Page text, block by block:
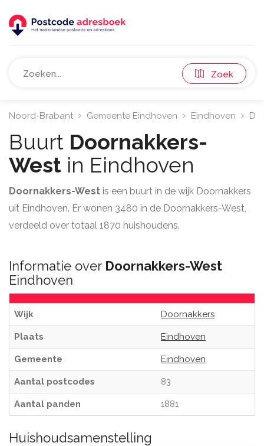
Zoek
Noord-Brabant Gemeente Eindhoven Eindhoven
Buurt Doornakkers-
West in Eindhoven
Doornakkers-West is een buurt in de wijk Doornakkers
uit Eindhoven. Er wonen 3480 in de Doornakkers-West,
verdeeld over totaal 1870 huishoudens.
Informatie over Doornakkers-West
Eindhoven
Wijk Doornakkers
Plaats Eindhoven
Gemeente Eindhoven
Aantal postcodes 83
Aantal panden 1881
Huishoudsamenstelling